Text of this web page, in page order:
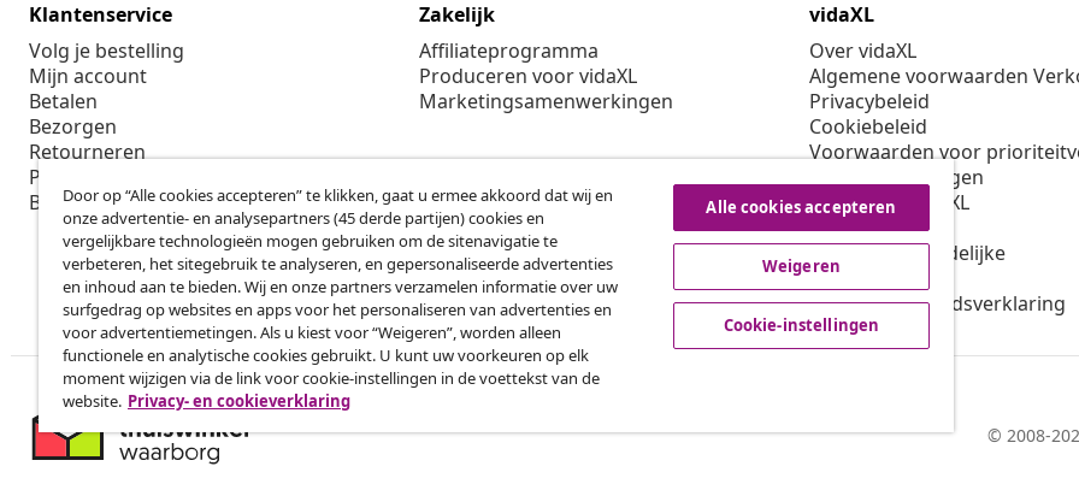
Klantenservice
Volg je bestelling
Mijn account
Betalen
Bezorgen
Retourneren
Productinformatie
Bestellen
Zakelijk
Affiliateprogramma
Produceren voor vidaXL
Marketingsamenwerkingen
vidaXL
Over vidaXL
Algemene voorwaarden
Privacybeleid
Cookiebeleid
Voorwaarden voor
Cookie-instellingen
Werken bij vidaXL
Veiligheid
EU verantwoordelijke
Beleid voor EPR
Toegankelijkheidsverklaring
© 2008-
Door op “Alle cookies accepteren” te klikken, gaat u ermee akkoord dat wij en
onze advertentie- en analysepartners (45 derde partijen) cookies en
vergelijkbare technologieën mogen gebruiken om de sitenavigatie te
verbeteren, het sitegebruik te analyseren, en gepersonaliseerde advertenties
en inhoud aan te bieden. Wij en onze partners verzamelen informatie over uw
surfgedrag op websites en apps voor het personaliseren van advertenties en
voor advertentiemetingen. Als u kiest voor “Weigeren”, worden alleen
functionele en analytische cookies gebruikt. U kunt uw voorkeuren op elk
moment wijzigen via de link voor cookie-instellingen in de voettekst van de
website. Privacy- en cookieverklaring
Alle cookies accepteren
Weigeren
Cookie-instellingen